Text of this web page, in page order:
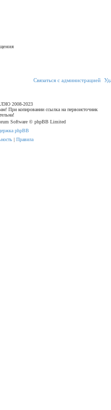
Связаться с администрацией
2008-2023
При копировании ссылка на первоисточник
Software © phpBB Limited
phpBB
| Правила